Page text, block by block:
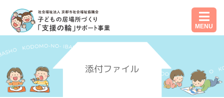
MENU
添付ファイル